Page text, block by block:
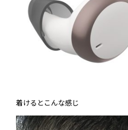
着けるとこんな感じ